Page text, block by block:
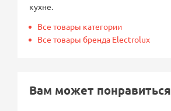
кухне.
Все товары категории
Все товары бренда Electrolux
Вам может понравиться